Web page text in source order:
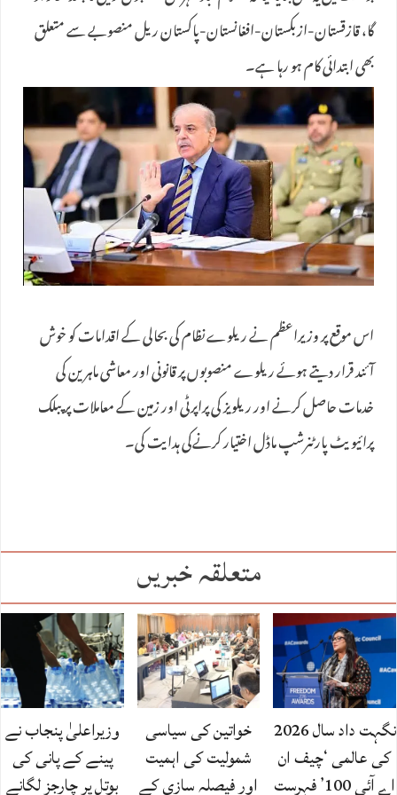
گا، قازقستان-ازبکستان-افغانستان-پاکستان ریل منصوبے سے متعلق
بھی ابتدائی کام ہو رہا ہے۔
اس موقع پر وزیراعظم نے ریلوے نظام کی بحالی کے اقدامات کو خوش
آئند قرار دیتے ہوئے ریلوے منصوبوں پر قانونی اور معاشی ماہرین کی
خدمات حاصل کرنے اور ریلویز کی پراپرٹی اور زمین کے معاملات پر پبلک
پرائیویٹ پارٹنرشپ ماڈل اختیار کرنےکی ہدایت کی۔
متعلقہ خبریں
نگہت داد سال 2026
کی عالمی ‘چیف ان
اے آئی 100’ فہرست
خواتین کی سیاسی
شمولیت کی اہمیت
اور فیصلہ سازی کے
وزیراعلیٰ پنجاب نے
پینے کے پانی کی
بوتل پر چارجز لگانے